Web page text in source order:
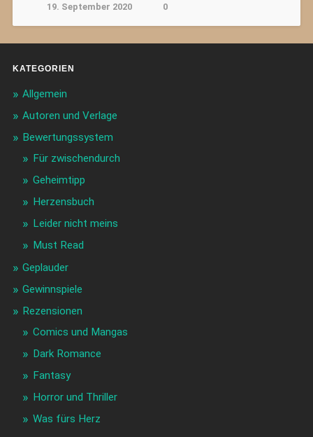
19. September 2020 0
KATEGORIEN
Allgemein
Autoren und Verlage
Bewertungssystem
Für zwischendurch
Geheimtipp
Herzensbuch
Leider nicht meins
Must Read
Geplauder
Gewinnspiele
Rezensionen
Comics und Mangas
Dark Romance
Fantasy
Horror und Thriller
Was fürs Herz